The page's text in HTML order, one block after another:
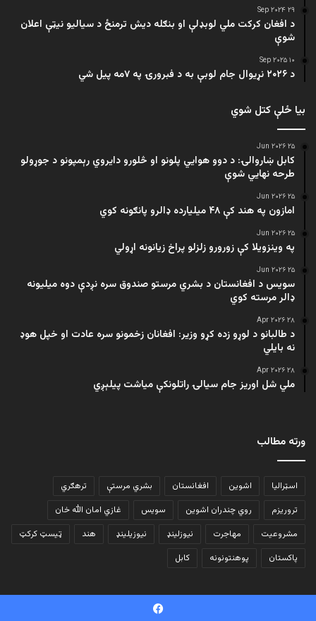
۲۹ Sep ۲۰۲۴
د افغان کرکت ملي لوبډلې او بنګله دیش ترمنځ د سیالیو نیټې اعلان
شوې
۱۰ Sep ۲۰۲۵
د ۲۰۲۶ نړیوال جام لوبې به د فبرورۍ په ۷مه پیل شي
بیا ځلې کتل شوي
۲۵ Jun ۲۰۲۶
کابل ښاروالۍ: د دوو هوايي پلونو او څلورو دایروي رېمپونو د جوړولو
طرحه نهایي شوې
۲۵ Jun ۲۰۲۶
امازون په هند کې ۴۸ میلیارده ډالرو پانګونه کوي
۲۵ Jun ۲۰۲۶
په وینزویلا کې زورورو زلزلو پراخ زیانونه اړولي
۲۵ Jun ۲۰۲۶
سویس د افغانستان د بشري مرستو صندوق سره نږدې دوه میلیونه
ډالر مرسته کوي
۲۸ Apr ۲۰۲۶
د طالبانو د لوړو زده کړو وزیر: افغانان زخمونو سره عادت او خپل هوډ
نه بایلي
۲۸ Apr ۲۰۲۶
ملي شل اوریز جام سیالۍ راتلونکې میاشت پیلېږي
ورته مطالب
اسټرالیا اشوین افغانستان بشري مرستې
ترهګري
تروریزم
روي چندران اشوین سویس
غازي امان الله خان
مشروعیت
مهاجرت نیوزلینډ نیوزیلینډ هند
ټیسټ کرکټ
پاکستان
پوهنتونونه کابل